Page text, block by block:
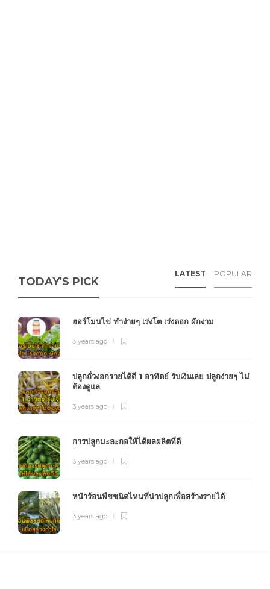
TODAY'S PICK
LATEST POPULAR
ฮอร์โมนไข่ ทำง่ายๆ เร่งโต เร่งดอก ผักงาม
3 years ago
ปลูกถั่วงอกรายได้ดี 1 อาทิตย์ รับเงินเลย ปลูกง่ายๆ ไม่
ต้องดูแล
3 years ago
การปลูกมะละกอให้ได้ผลผลิตที่ดี
3 years ago
หน้าร้อนพืชชนิดไหนที่น่าปลูกเพื่อสร้างรายได้
3 years ago